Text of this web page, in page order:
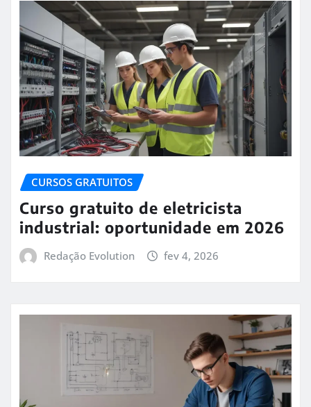
CURSOS GRATUITOS
Curso gratuito de eletricista
industrial: oportunidade em 2026
Redação Evolution fev 4, 2026